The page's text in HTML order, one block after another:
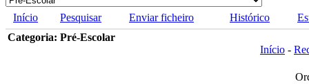
Início Pesquisar Enviar ficheiro Histórico
Categoria: Pré-Escolar
Início -